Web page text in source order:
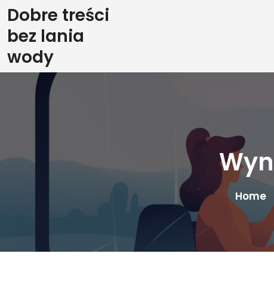
Skip
to
content
Dobre treści
bez lania
wody
Home